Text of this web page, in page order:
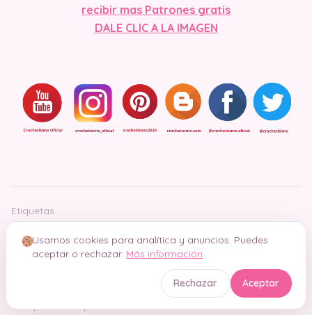
recibir mas Patrones gratis
DALE CLIC A LA IMAGEN
Etiquetas
Amigurumi Patrones Gratis Free Patterns Amigurumi
Comparte este patrón
Usamos cookies para analítica y anuncios. Puedes
aceptar o rechazar. Más información
Rechazar Aceptar